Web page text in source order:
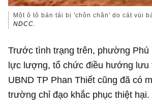
Một ô tô bán tải bị 'chôn chân' do cát vùi
NDCC.
Trước tình trạng trên, phường Phú
lực lượng, tổ chức điều hướng lưu
UBND TP Phan Thiết cũng đã có
trường chỉ đạo khắc phục thiệt hại.